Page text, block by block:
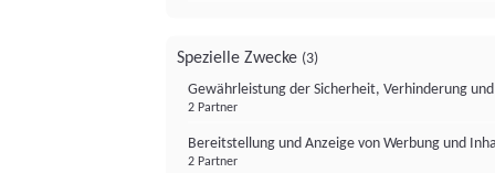
Spezielle Zwecke (3)
Gewährleistung der Sicherheit, Verhinderung
2 Partner
Bereitstellung und Anzeige von Werbung und
2 Partner